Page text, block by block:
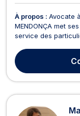
À propos : Avocate
MENDONÇA met
service des
sont au cœur de sa
accompagnement